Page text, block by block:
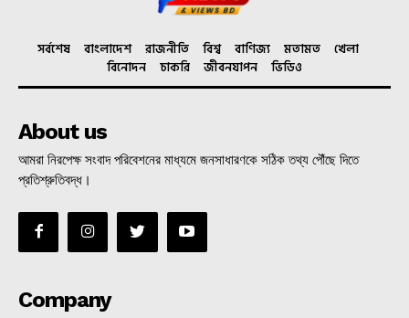
সর্বশেষ বাংলাদেশ রাজনীতি বিশ্ব বাণিজ্য মতামত
খেলা
বিনোদন
চাকরি জীবনযাপন ভিডিও
About us
আমরা নিরপেক্ষ সংবাদ পরিবেশনের মাধ্যমে জনসাধারণকে সঠিক তথ্য পৌঁছে দিতে
প্রতিশ্রুতিবদ্ধ।
Company